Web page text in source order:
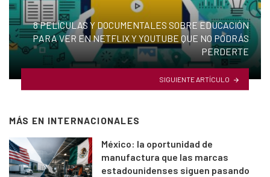
8 PELÍCULAS Y DOCUMENTALES SOBRE EDUCACIÓN
PARA VER EN NETFLIX Y YOUTUBE QUE NO PODRÁS
PERDERTE
SIGUIENTE ARTÍCULO
MÁS EN INTERNACIONALES
México: la oportunidad de
manufactura que las marcas
estadounidenses siguen pasando